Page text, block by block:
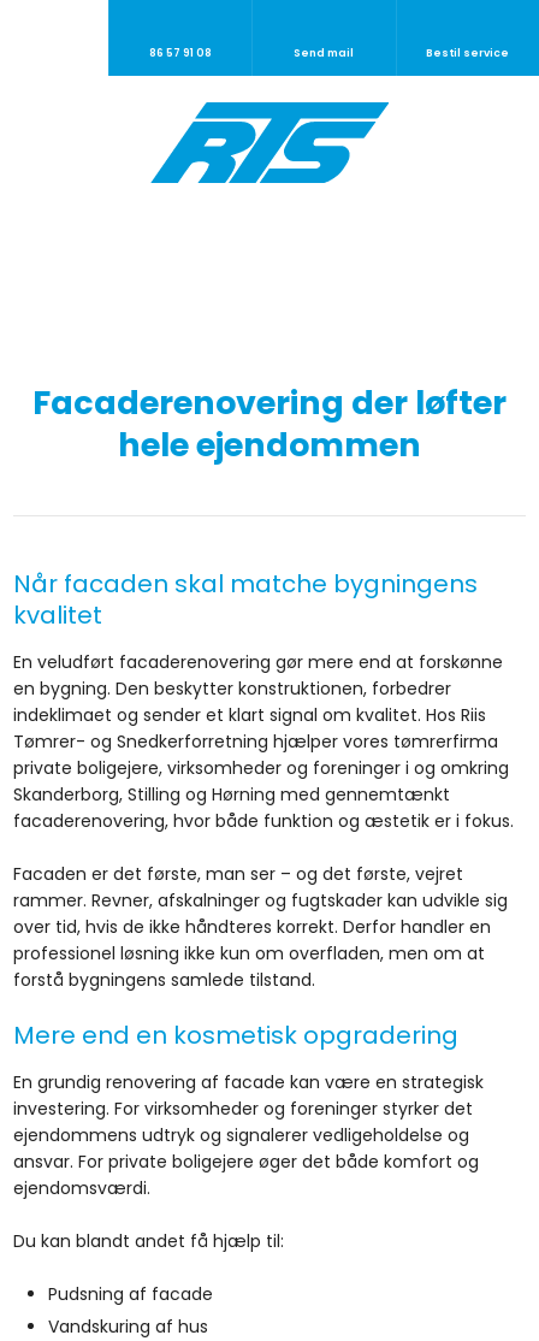
86 57 91 08 Send mail Bestil service
Facaderenovering der løfter
hele ejendommen
Når facaden skal matche bygningens
kvalitet
En veludført facaderenovering gør mere end at forskønne
en bygning. Den beskytter konstruktionen, forbedrer
indeklimaet og sender et klart signal om kvalitet. Hos Riis
Tømrer- og Snedkerforretning hjælper vores tømrerfirma
private boligejere, virksomheder og foreninger i og omkring
Skanderborg, Stilling og Hørning med gennemtænkt
facaderenovering, hvor både funktion og æstetik er i fokus.
Facaden er det første, man ser – og det første, vejret
rammer. Revner, afskalninger og fugtskader kan udvikle sig
over tid, hvis de ikke håndteres korrekt. Derfor handler en
professionel løsning ikke kun om overfladen, men om at
forstå bygningens samlede tilstand.
Mere end en kosmetisk opgradering
En grundig renovering af facade kan være en strategisk
investering. For virksomheder og foreninger styrker det
ejendommens udtryk og signalerer vedligeholdelse og
ansvar. For private boligejere øger det både komfort og
ejendomsværdi.
Du kan blandt andet få hjælp til:
​Pudsning af facade
​Vandskuring af hus